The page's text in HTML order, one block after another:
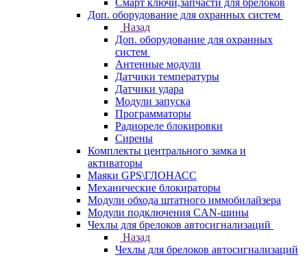
Смарт ключи,запчасти для брелоков
Доп. оборудование для охранных систем
Назад
Доп. оборудование для охранных
систем
Антенные модули
Датчики температуры
Датчики удара
Модули запуска
Программаторы
Радиореле блокировки
Сирены
Комплекты центрального замка и
активаторы
Маяки GPS\ГЛОНАСС
Механические блокираторы
Модули обхода штатного иммобилайзера
Модули подключения CAN-шины
Чехлы для брелоков автосигнализаций
Назад
Чехлы для брелоков автосигнализаций